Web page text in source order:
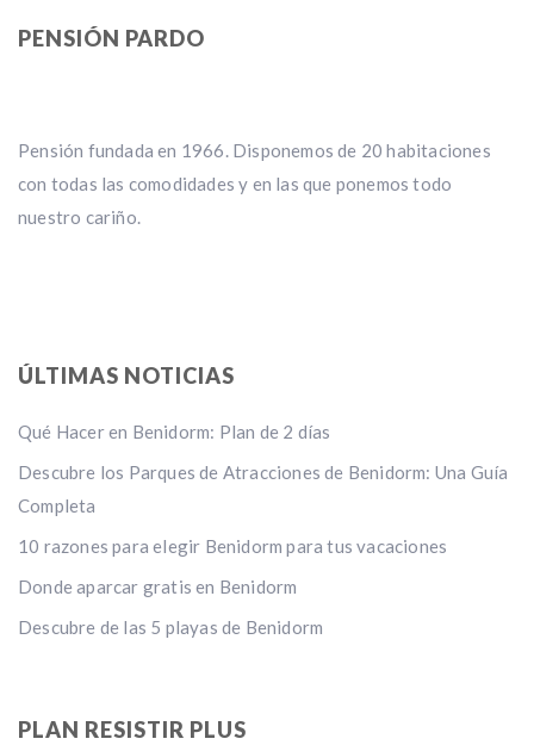
PENSIÓN PARDO
Pensión fundada en 1966. Disponemos de 20 habitaciones
con todas las comodidades y en las que ponemos todo
nuestro cariño.
ÚLTIMAS NOTICIAS
Qué Hacer en Benidorm: Plan de 2 días
Descubre los Parques de Atracciones de Benidorm: Una Guía
Completa
10 razones para elegir Benidorm para tus vacaciones
Donde aparcar gratis en Benidorm
Descubre de las 5 playas de Benidorm
PLAN RESISTIR PLUS